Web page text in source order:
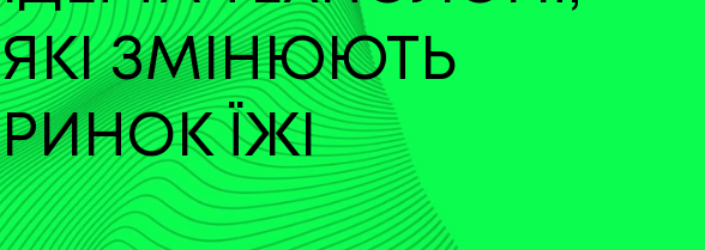
ЯКІ ЗМІНЮЮТЬ
РИНОК ЇЖІ